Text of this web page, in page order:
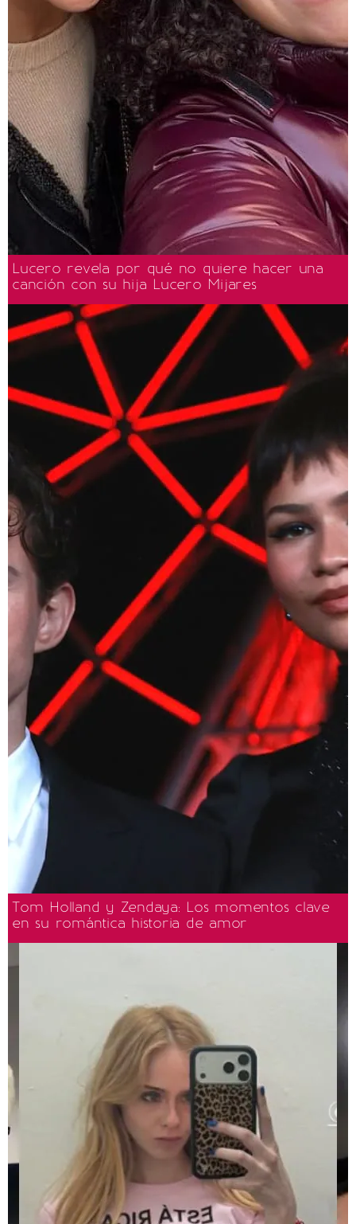
Lucero revela por qué no quiere hacer una
canción con su hija Lucero Mijares
Tom Holland y Zendaya: Los momentos clave
en su romántica historia de amor